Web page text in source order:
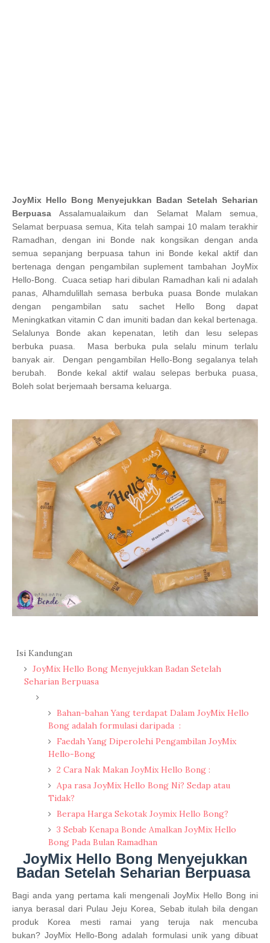
JoyMix Hello Bong Menyejukkan Badan Setelah Seharian
BerpuasaAssalamualaikum dan Selamat Malam semua,
Selamat berpuasa semua, Kita telah sampai 10 malam terakhir
Ramadhan, dengan ini Bonde nak kongsikan dengan anda
semua sepanjang berpuasa tahun ini Bonde kekal aktif dan
bertenaga dengan pengambilan suplement tambahan JoyMix
Hello-Bong. Cuaca setiap hari dibulan Ramadhan kali ni adalah
panas, Alhamdulillah semasa berbuka puasa Bonde mulakan
dengan pengambilan satu sachet Hello Bong dapat
Meningkatkan vitamin C dan imuniti badan dan kekal bertenaga.
Selalunya Bonde akan kepenatan, letih dan lesu selepas
berbuka puasa. Masa berbuka pula selalu minum terlalu
banyak air. Dengan pengambilan Hello-Bong segalanya telah
berubah. Bonde kekal aktif walau selepas berbuka puasa,
Boleh solat berjemaah bersama keluarga.
Isi Kandungan
JoyMix Hello Bong Menyejukkan Badan Setelah
Seharian Berpuasa
Bahan-bahan Yang terdapat Dalam JoyMix Hello
Bong adalah formulasi daripada :
Faedah Yang Diperolehi Pengambilan JoyMix
Hello-Bong
2 Cara Nak Makan JoyMix Hello Bong :
Apa rasa JoyMix Hello Bong Ni? Sedap atau
Tidak?
Berapa Harga Sekotak Joymix Hello Bong?
3 Sebab Kenapa Bonde Amalkan JoyMix Hello
Bong Pada Bulan Ramadhan
JoyMix Hello Bong Menyejukkan
Badan Setelah Seharian Berpuasa
Bagi anda yang pertama kali mengenali JoyMix Hello Bong ini
ianya berasal dari Pulau Jeju Korea, Sebab itulah bila dengan
produk Korea mesti ramai yang teruja nak mencuba
bukan?JoyMix Hello-Bong adalah formulasi unik yang dibuat